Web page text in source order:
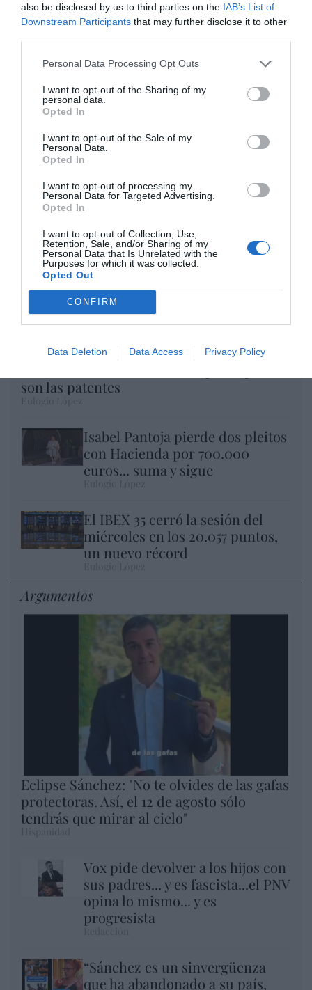
also be disclosed by us to third parties on the IAB’s List of
Downstream Participants that may further disclose it to other
Personal Data Processing Opt Outs
I want to opt-out of the Sharing of my
personal data.
Opted In
I want to opt-out of the Sale of my
Personal Data.
Opted In
I want to opt-out of processing my
Personal Data for Targeted Advertising.
Opted In
I want to opt-out of Collection, Use,
Retention, Sale, and/or Sharing of my
Personal Data that Is Unrelated with the
Purposes for which it was collected.
Opted Out
CONFIRM
Data Deletion Data Access Privacy Policy
Diario de la corrupción sanchista. Hazte
Oír se manifiesta delante de La Mareta:
“Pedro Sánchez es un criminal”
Artículos anteriores
Opinión
Enormes minucias
por Eulogio López
son las patentes
Isabel Pantoja pierde dos pleitos
con Hacienda por 700.000
euros... suma y sigue
El IBEX 35 cerró la sesión del
miércoles en los 20.057 puntos,
un nuevo récord
Argumentos
Eclipse Sánchez: "No te olvides de las gafas
protectoras. Así, el 12 de agosto sólo
tendrás que mirar al cielo"
Vox pide devolver a los hijos con
sus padres... y es fascista...el PNV
opina lo mismo... y es
progresista
“Sánchez es un sinvergüenza
que ha abandonado a su país,